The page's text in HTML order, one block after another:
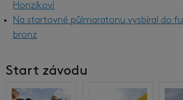
Honzíkovi
Na startovné půlmaratonu vysbíral do
bronz
Start závodu